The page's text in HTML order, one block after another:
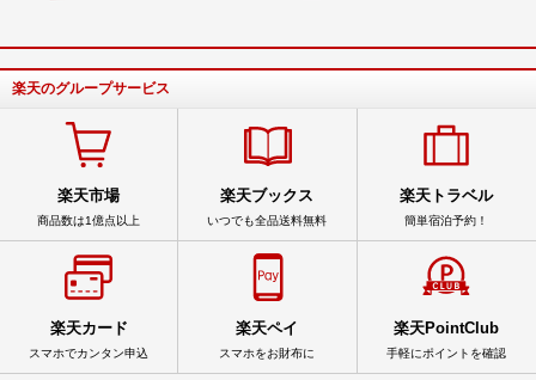
楽天のグループサービス
楽天市場
商品数は1億点以上
楽天ブックス
いつでも全品送料無料
楽天トラベル
簡単宿泊予約！
楽天カード
スマホでカンタン申込
楽天ペイ
スマホをお財布に
楽天PointClub
手軽にポイントを確認